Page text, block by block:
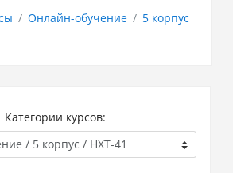
Онлайн-обучение
5 корпус
Категории курсов: